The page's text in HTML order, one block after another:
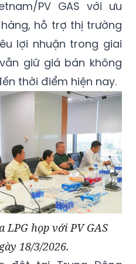
PV GAS với ưu
hỗ trợ thị trường
lợi nhuận trong giai
giữ giá bán không
thời điểm hiện nay.
LPG họp với PV GAS
18/3/2026.